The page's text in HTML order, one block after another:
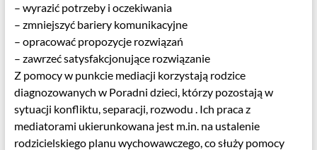
– wyrazić potrzeby i oczekiwania
– zmniejszyć bariery komunikacyjne
– opracować propozycje rozwiązań
– zawrzeć satysfakcjonujące rozwiązanie
Z pomocy w punkcie mediacji korzystają rodzice
diagnozowanych w Poradni dzieci, którzy pozostają w
sytuacji konfliktu, separacji, rozwodu . Ich praca z
mediatorami ukierunkowana jest m.in. na ustalenie
rodzicielskiego planu wychowawczego, co służy pomocy